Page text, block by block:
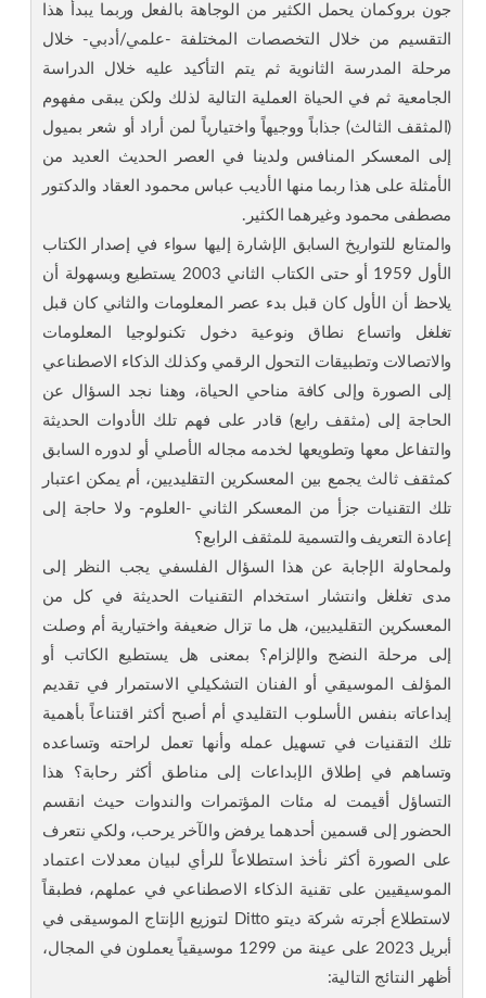
جون بروكمان يحمل الكثير من الوجاهة بالفعل وربما يبدأ هذا
التقسيم من خلال التخصصات المختلفة -علمي/أدبي- خلال
مرحلة المدرسة الثانوية ثم يتم التأكيد عليه خلال الدراسة
الجامعية ثم في الحياة العملية التالية لذلك ولكن يبقى مفهوم
(المثقف الثالث) جذاباً ووجيهاً واختيارياً لمن أراد أو شعر بميول
إلى المعسكر المنافس ولدينا في العصر الحديث العديد من
الأمثلة على هذا ربما منها الأديب عباس محمود العقاد والدكتور
مصطفى محمود وغيرهما الكثير.
والمتابع للتواريخ السابق الإشارة إليها سواء في إصدار الكتاب
الأول 1959 أو حتى الكتاب الثاني 2003 يستطيع وبسهولة أن
يلاحظ أن الأول كان قبل بدء عصر المعلومات والثاني كان قبل
تغلغل واتساع نطاق ونوعية دخول تكنولوجيا المعلومات
والاتصالات وتطبيقات التحول الرقمي وكذلك الذكاء الاصطناعي
إلى الصورة وإلى كافة مناحي الحياة، وهنا نجد السؤال عن
الحاجة إلى (مثقف رابع) قادر على فهم تلك الأدوات الحديثة
والتفاعل معها وتطويعها لخدمه مجاله الأصلي أو لدوره السابق
كمثقف ثالث يجمع بين المعسكرين التقليديين، أم يمكن اعتبار
تلك التقنيات جزأ من المعسكر الثاني -العلوم- ولا حاجة إلى
إعادة التعريف والتسمية للمثقف الرابع؟
ولمحاولة الإجابة عن هذا السؤال الفلسفي يجب النظر إلى
مدى تغلغل وانتشار استخدام التقنيات الحديثة في كل من
المعسكرين التقليديين، هل ما تزال ضعيفة واختيارية أم وصلت
إلى مرحلة النضج والإلزام؟ بمعنى هل يستطيع الكاتب أو
المؤلف الموسيقي أو الفنان التشكيلي الاستمرار في تقديم
إبداعاته بنفس الأسلوب التقليدي أم أصبح أكثر اقتناعاً بأهمية
تلك التقنيات في تسهيل عمله وأنها تعمل لراحته وتساعده
وتساهم في إطلاق الإبداعات إلى مناطق أكثر رحابة؟ هذا
التساؤل أقيمت له مئات المؤتمرات والندوات حيث انقسم
الحضور إلى قسمين أحدهما يرفض والآخر يرحب، ولكي نتعرف
على الصورة أكثر نأخذ استطلاعاً للرأي لبيان معدلات اعتماد
الموسيقيين على تقنية الذكاء الاصطناعي في عملهم، فطبقاً
لاستطلاع أجرته شركة ديتو Ditto لتوزيع الإنتاج الموسيقى في
أبريل 2023 على عينة من 1299 موسيقياً يعملون في المجال،
أظهر النتائج التالية: